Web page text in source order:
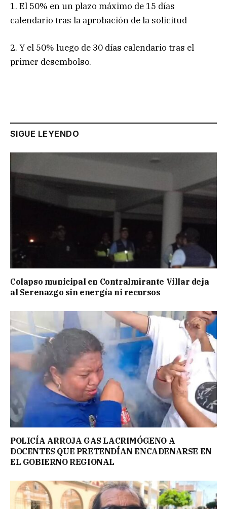
1. El 50% en un plazo máximo de 15 días
calendario tras la aprobación de la solicitud
2. Y el 50% luego de 30 días calendario tras el
primer desembolso.
SIGUE LEYENDO
Colapso municipal en Contralmirante Villar deja
al Serenazgo sin energía ni recursos
POLICÍA ARROJA GAS LACRIMÓGENO A
DOCENTES QUE PRETENDÍAN ENCADENARSE EN
EL GOBIERNO REGIONAL